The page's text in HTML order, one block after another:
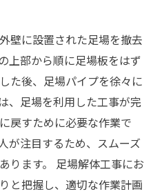
壁に設置された足場を撤去
上部から順に足場板をはず
た後、足場パイプを徐々に
、足場を利用した工事が完
戻すために必要な作業で
が注目するため、スムーズ
ります。 足場解体工事にお
と把握し、適切な作業計画